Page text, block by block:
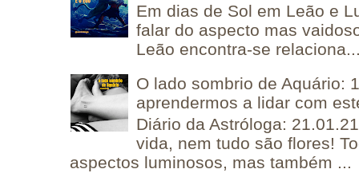
Em dias de Sol em Leão e
falar do aspecto mas
Leão encontra-se
O lado sombrio de Aquário:
aprendermos a lidar com
Diário da Astróloga:
vida, nem tudo são flores!
aspectos luminosos, mas também ...